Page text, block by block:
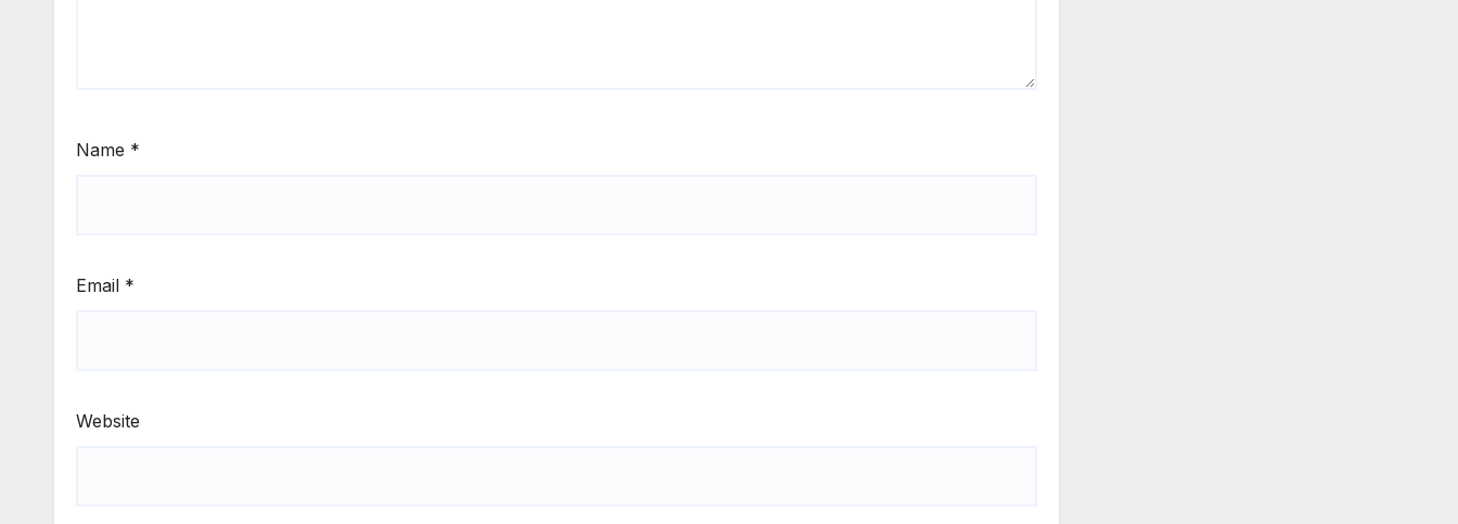
Name *
Email *
Website